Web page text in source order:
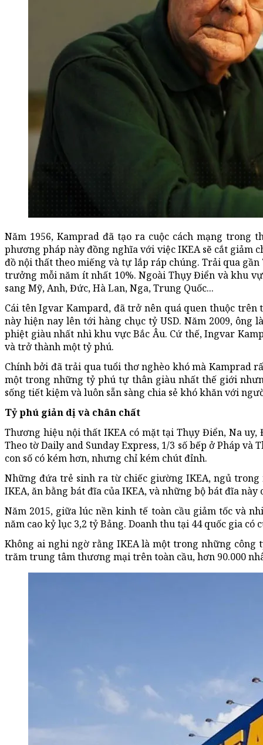
Năm 1956, Kamprad đã tạo ra cuộc cách mạng
phương pháp này đồng nghĩa với việc IKEA sẽ cắt giảm
đồ nội thất theo miếng và tự lắp ráp chúng. Trải qua
trưởng mỗi năm ít nhất 10%. Ngoài Thụy Điển và khu
sang Mỹ, Anh, Đức, Hà Lan, Nga, Trung Quốc...
Cái tên Igvar Kampard, đã trở nên quá quen thuộc
này hiện nay lên tới hàng chục tỷ USD. Năm 2009,
phiệt giàu nhất nhì khu vực Bắc Âu. Cứ thế, Ingvar
và trở thành một tỷ phú.
Chính bởi đã trải qua tuổi thơ nghèo khó mà Kamprad
một trong những tỷ phú tự thân giàu nhất thế giới
sống tiết kiệm và luôn sẵn sàng chia sẻ khó khăn với
Tỷ phú giản dị và chân chất
Thương hiệu nội thất IKEA có mặt tại Thụy Điển, Na
Theo tờ Daily and Sunday Express, 1/3 số bếp ở Pháp
con số có kém hơn, nhưng chỉ kém chút đỉnh.
Những đứa trẻ sinh ra từ chiếc giường IKEA, ngủ
IKEA, ăn bằng bát đĩa của IKEA, và những bộ bát đĩa
Năm 2015, giữa lúc nền kinh tế toàn cầu giảm tốc và
năm cao kỷ lục 3,2 tỷ Bảng. Doanh thu tại 44 quốc gia
Không ai nghi ngờ rằng IKEA là một trong những
trăm trung tâm thương mại trên toàn cầu, hơn 90.000